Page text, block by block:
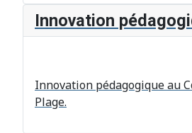
Innovation
Innovation pédagogique au
Plage.